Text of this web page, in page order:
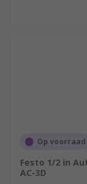
Op voorraad
Festo 1/2 in
AC-3D